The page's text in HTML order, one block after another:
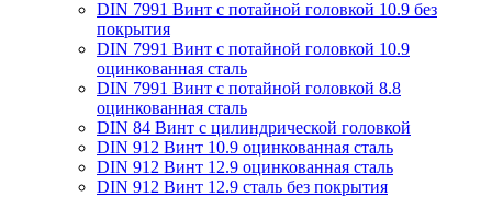
DIN 7991 Винт с потайной головкой 10.9 без
покрытия
DIN 7991 Винт с потайной головкой 10.9
оцинкованная сталь
DIN 7991 Винт с потайной головкой 8.8
оцинкованная сталь
DIN 84 Винт с цилиндрической головкой
DIN 912 Винт 10.9 оцинкованная сталь
DIN 912 Винт 12.9 оцинкованная сталь
DIN 912 Винт 12.9 сталь без покрытия